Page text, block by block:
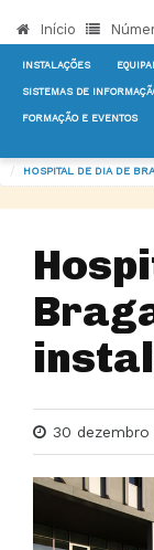
Início
INSTALAÇÕES
SISTEMAS DE
FORMAÇÃO E EVENTOS
HOSPITAL DE DIA DE
30 dezembro